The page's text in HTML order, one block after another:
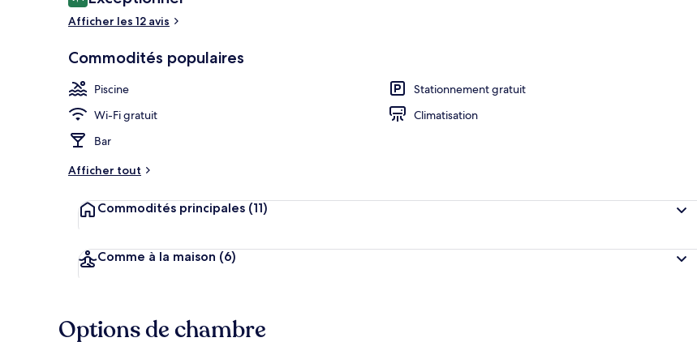
Afficher les 12 avis
Commodités populaires
Piscine
Stationnement gratuit
Wi-Fi gratuit
Climatisation
Bar
Afficher tout
Commodités principales (11)
Comme à la maison (6)
Options de chambre